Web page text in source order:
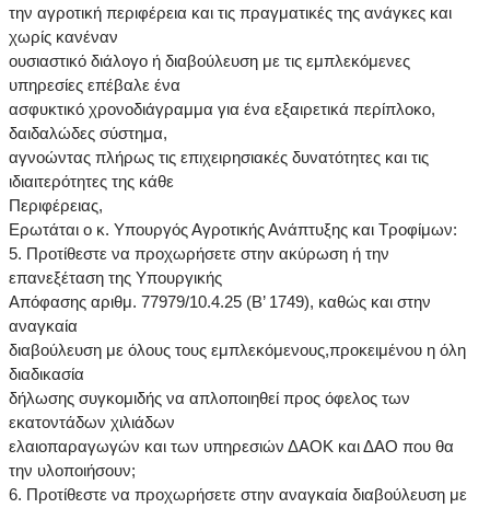
την αγροτική περιφέρεια και τις πραγματικές της ανάγκες και
χωρίς κανέναν
ουσιαστικό διάλογο ή διαβούλευση με τις εμπλεκόμενες
υπηρεσίες επέβαλε ένα
ασφυκτικό χρονοδιάγραμμα για ένα εξαιρετικά περίπλοκο,
δαιδαλώδες σύστημα,
αγνοώντας πλήρως τις επιχειρησιακές δυνατότητες και τις
ιδιαιτερότητες της κάθε
Περιφέρειας,
Ερωτάται ο κ. Υπουργός Αγροτικής Ανάπτυξης και Τροφίμων:
5. Προτίθεστε να προχωρήσετε στην ακύρωση ή την
επανεξέταση της Υπουργικής
Απόφασης αριθμ. 77979/10.4.25 (Β’ 1749), καθώς και στην
αναγκαία
διαβούλευση με όλους τους εμπλεκόμενους,προκειμένου η όλη
διαδικασία
δήλωσης συγκομιδής να απλοποιηθεί προς όφελος των
εκατοντάδων χιλιάδων
ελαιοπαραγωγών και των υπηρεσιών ΔΑΟΚ και ΔΑΟ που θα
την υλοποιήσουν;
6. Προτίθεστε να προχωρήσετε στην αναγκαία διαβούλευση με